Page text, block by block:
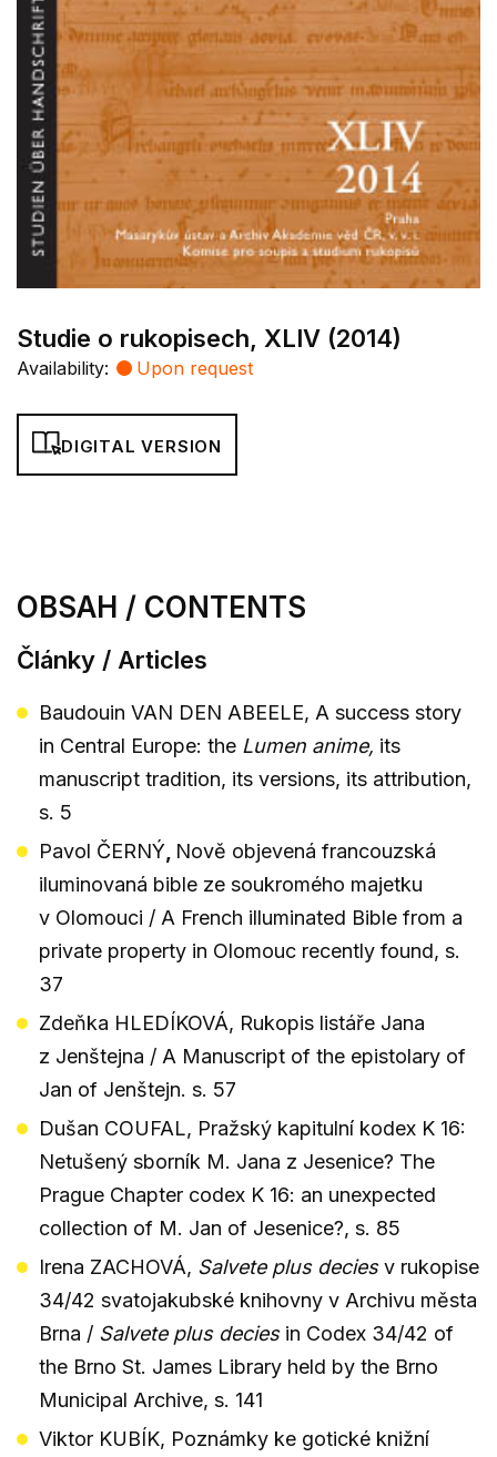
Studie o rukopisech, XLIV (2014)
Availability: Upon request
DIGITAL VERSION
OBSAH / CONTENTS
Články / Articles
Baudouin VAN DEN ABEELE, A success story
in Central Europe: the Lumen anime, its
manuscript tradition, its versions, its attribution,
s. 5
Pavol ČERNÝ, Nově objevená francouzská
iluminovaná bible ze soukromého majetku
v Olomouci / A French illuminated Bible from a
private property in Olomouc recently found, s.
37
Zdeňka HLEDÍKOVÁ, Rukopis listáře Jana
z Jenštejna / A Manuscript of the epistolary of
Jan of Jenštejn. s. 57
Dušan COUFAL, Pražský kapitulní kodex K 16:
Netušený sborník M. Jana z Jesenice? The
Prague Chapter codex K 16: an unexpected
collection of M. Jan of Jesenice?, s. 85
Irena ZACHOVÁ, Salvete plus deciesv rukopise
34/42 svatojakubské knihovny v Archivu města
Brna / Salvete plus deciesin Codex 34/42 of
the Brno St. James Library held by the Brno
Municipal Archive, s. 141
Viktor KUBÍK, Poznámky ke gotické knižní